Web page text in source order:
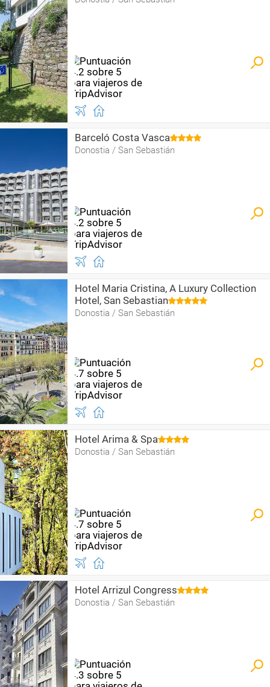
Barceló Costa Vasca
Donostia / San Sebastián
Hotel Maria Cristina, A Luxury Collection
Hotel, San Sebastian
Donostia / San Sebastián
Hotel Arima & Spa
Donostia / San Sebastián
Hotel Arrizul Congress
Donostia / San Sebastián